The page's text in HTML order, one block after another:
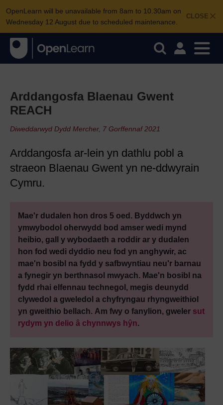
CLOSE
OpenLearn will be unavailable from 8am to 10.30am on
Wednesday 12 August due to scheduled maintenance.
Arddangosfa Blaenau Gwent
REACH
Diweddarwyd Dydd Mercher, 7 Gorffennaf 2021
Arddangosfa ar-lein yn dathlu pobl a
straeon Blaenau Gwent yn ne-ddwyrain
Cymru.
Mae'r dudalen hon dros 5 oed. Byddwch yn
ymwybodol oherwydd bod amser wedi mynd
heibio, gall y wybodaeth a roddir ar y dudalen
hon fod wedi dyddio neu fod yn anghywir, ac
mae'n bosibl na fydd y safbwyntiau neu'r barnau
a fynegir yn berthnasol mwyach. Mae'n bosibl na
fydd rhai elfennau technegol, megis deunydd
clywedol a gweledol a chyfryngau rhyngweithiol
yn gweithio bellach. Am fwy o fanylion, gweler sut
rydym yn delio â chynnwys hŷn.